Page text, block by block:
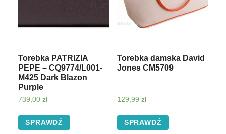
Torebka PATRIZIA
PEPE – CQ9774/L001-
M425 Dark Blazon
Purple
739,00 zł
SPRAWDŹ
Torebka damska David
Jones CM5709
129,99 zł
SPRAWDŹ